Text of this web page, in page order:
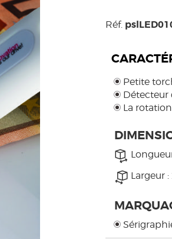
Réf.
Petite
Détecteur
La
Largeur